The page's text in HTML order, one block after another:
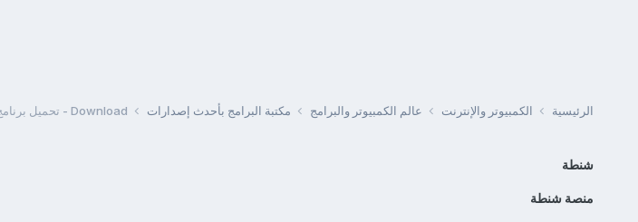
الرئيسية الكمبيوتر والإنترنت عالم الكمبيوتر والبرامج مكتبة البرامج بأحدث إصدارات Download - تحميل برنامج VizUp Reducer Professional 3.2.8 (Demo)
شنطة
منصة شنطة